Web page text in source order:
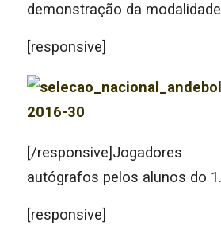
demonstração da
[responsive]
[/
autógrafos pelos alunos do
[responsive]